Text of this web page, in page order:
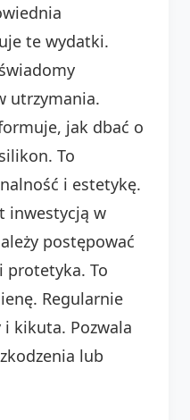
te wydatki.
utrzymania.
jak dbać o
To
i estetykę.
inwestycją w
postępować
protetyka. To
Regularnie
kikuta. Pozwala
lub